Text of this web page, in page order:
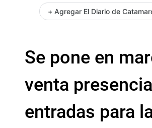
+ Agregar El Diario de
Se pone en
venta
entradas para